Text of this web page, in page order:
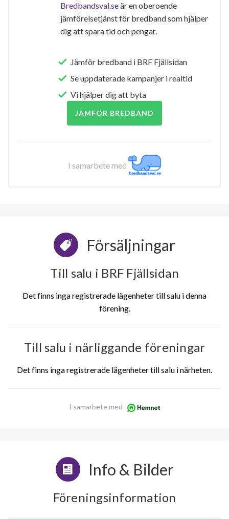
Bredbandsval.seär en oberoende
jämförelsetjänst för bredband som hjälper
dig att spara tid och pengar.
Jämför bredband i BRF Fjällsidan
Se uppdaterade kampanjer i realtid
Vi hjälper dig att byta
JÄMFÖR BREDBAND
I samarbete med
Försäljningar
Till salu i BRF Fjällsidan
Det finns inga registrerade lägenheter till salu i denna
förening.
Till salu i närliggande föreningar
Det finns inga registrerade lägenheter till salu i närheten.
I samarbete med
Info & Bilder
Föreningsinformation